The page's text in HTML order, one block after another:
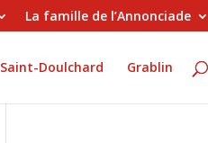
La famille de l’Annonciade
Saint-Doulchard Grablin